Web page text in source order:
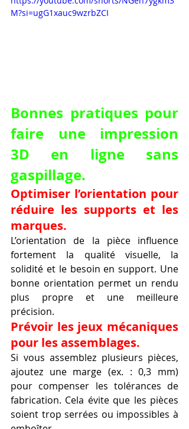
M?si=ugG1xauc9wzrbZCI
Bonnes pratiques pour
faire une impression
3D en ligne sans
gaspillage.
Optimiser l’orientation pour
réduire les supports et les
marques.
L’orientation de la pièce influence
fortement la qualité visuelle, la
solidité et le besoin en support. Une
bonne orientation permet un rendu
plus propre et une meilleure
précision.
Prévoir les jeux mécaniques
pour les assemblages.
Si vous assemblez plusieurs pièces,
ajoutez une marge (ex. : 0,3 mm)
pour compenser les tolérances de
fabrication. Cela évite que les pièces
soient trop serrées ou impossibles à